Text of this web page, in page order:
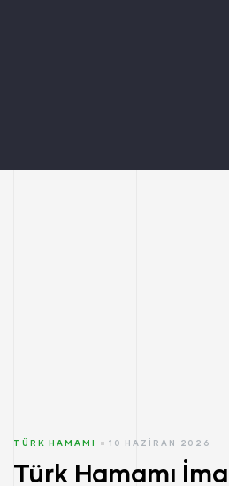
TÜRK HAMAMI 10 HAZIRAN 2026
Türk Hamamı